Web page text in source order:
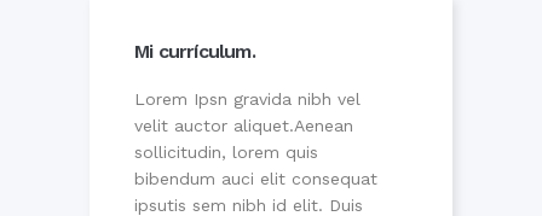
Mi currículum.
Lorem Ipsn gravida nibh vel
velit auctor aliquet.Aenean
sollicitudin, lorem quis
bibendum auci elit consequat
ipsutis sem nibh id elit. Duis